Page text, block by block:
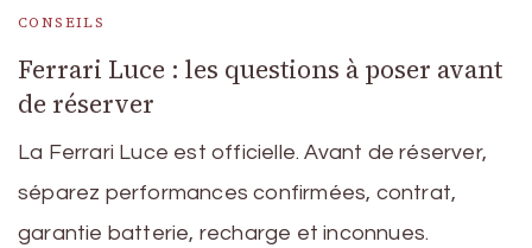
CONSEILS
Ferrari Luce : les questions à poser avant
de réserver
La Ferrari Luce est officielle. Avant de réserver,
séparez performances confirmées, contrat,
garantie batterie, recharge et inconnues.